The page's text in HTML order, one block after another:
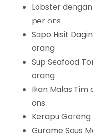
Lobster dengan
per ons
Sapo Hisit
orang
Sup Seafood
orang
Ikan Malas Tim
ons
Kerapu Goreng
Gurame Saus